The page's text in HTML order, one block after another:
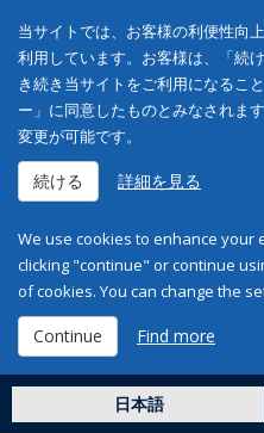
当サイトでは、お客様の利便性向
利用しています。お客様は、「続
き続き当サイトをご利用になるこ
ー」に同意したものとみなされま
変更が可能です。
続ける 詳細を見る
We use cookies to enhance your
clicking "continue" or continue
of cookies. You can change the
Continue Find more
日本語